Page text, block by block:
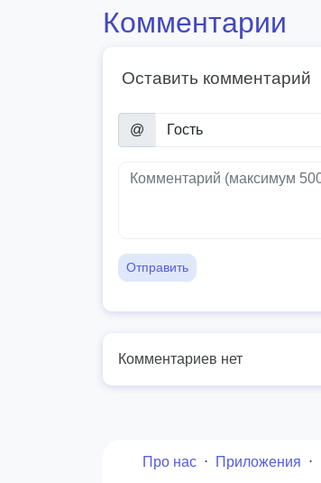
Комментарии
Оставить комментарий
@
Отправить
Комментариев нет
Про нас ⋅ Приложения ⋅